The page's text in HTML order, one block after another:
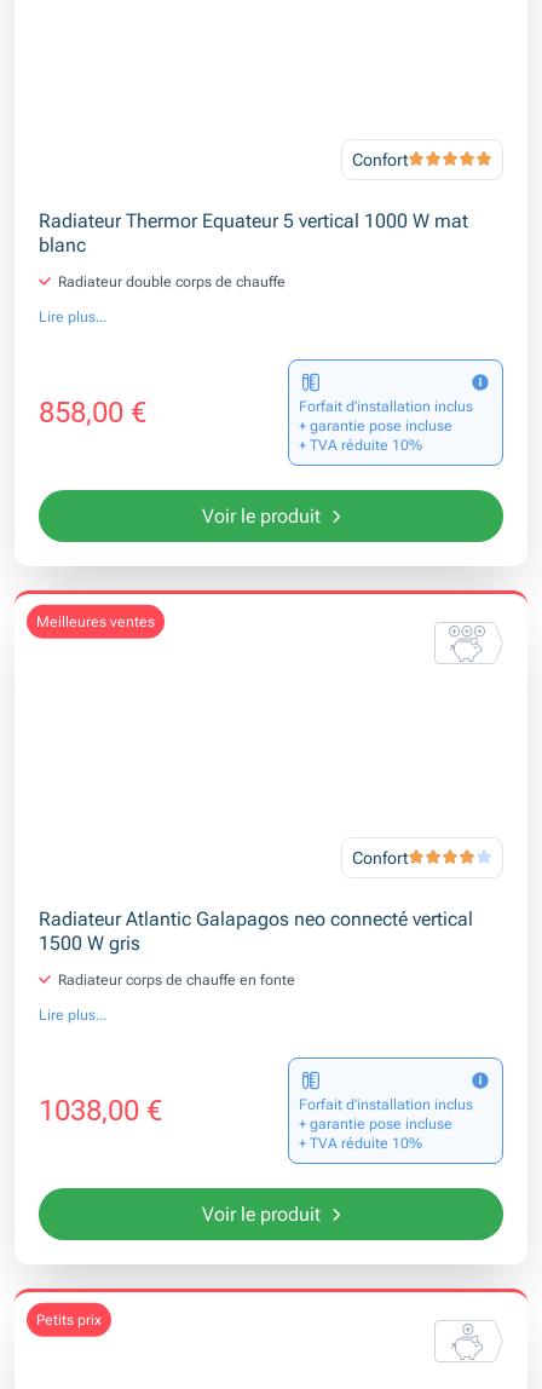
Confort
Radiateur Thermor Equateur 5 vertical 1000 W mat
blanc
Radiateur double corps de chauffe
Lire plus...
858,00 €
Forfait d’installation inclus
+ garantie pose incluse
+ TVA réduite 10%
Voir le produit
meilleures ventes
Confort
Radiateur Atlantic Galapagos neo connecté vertical
1500 W gris
Radiateur corps de chauffe en fonte
Lire plus...
1038,00 €
Forfait d’installation inclus
+ garantie pose incluse
+ TVA réduite 10%
Voir le produit
petits prix